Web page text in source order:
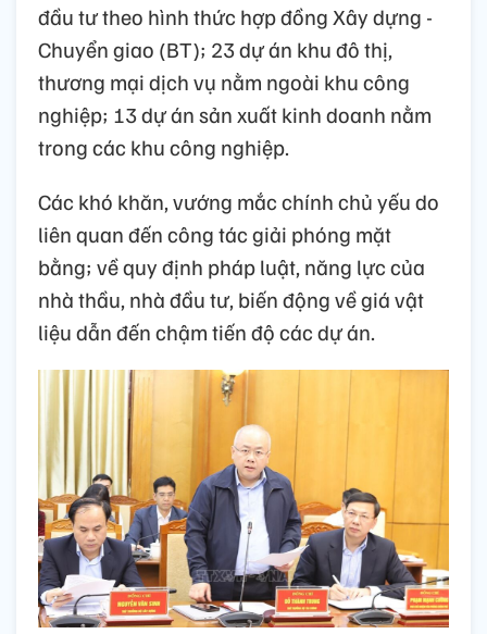
đầu tư theo hình thức hợp đồng Xây dựng -
Chuyển giao (BT); 23 dự án khu đô thị,
thương mại dịch vụ nằm ngoài khu công
nghiệp; 13 dự án sản xuất kinh doanh nằm
trong các khu công nghiệp.
Các khó khăn, vướng mắc chính chủ yếu do
liên quan đến công tác giải phóng mặt
bằng; về quy định pháp luật, năng lực của
nhà thầu, nhà đầu tư, biến động về giá vật
liệu dẫn đến chậm tiến độ các dự án.